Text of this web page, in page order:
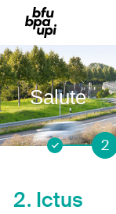
Salute
1 2
2. Ictus